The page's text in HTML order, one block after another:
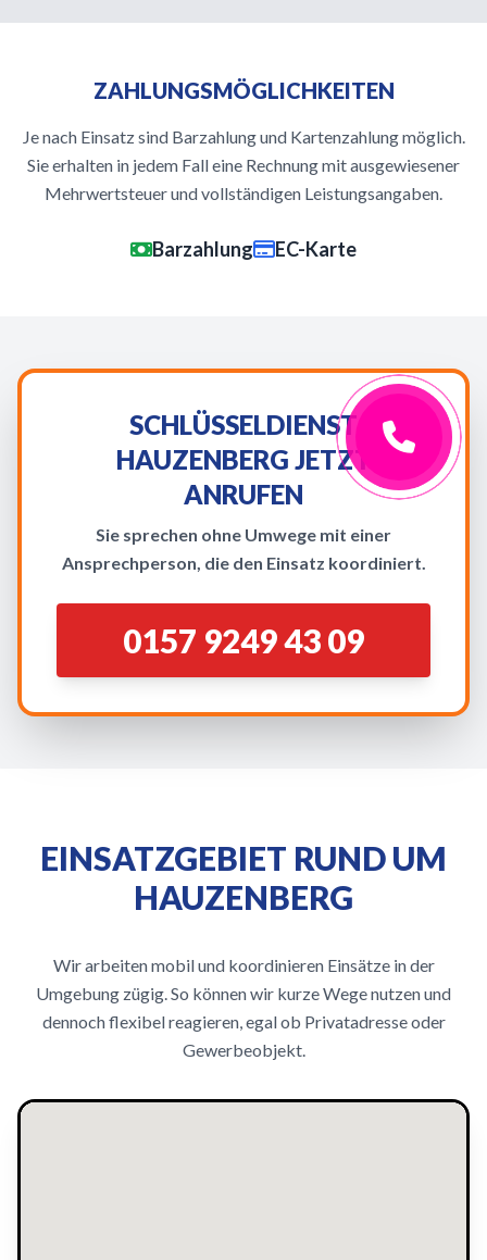
ZAHLUNGSMÖGLICHKEITEN
Je nach Einsatz sind Barzahlung und Kartenzahlung möglich.
Sie erhalten in jedem Fall eine Rechnung mit ausgewiesener
Mehrwertsteuer und vollständigen Leistungsangaben.
Barzahlung EC-Karte
SCHLÜSSELDIENST
HAUZENBERG JETZT
ANRUFEN
Sie sprechen ohne Umwege mit einer
Ansprechperson, die den Einsatz koordiniert.
0157 9249 43 09
EINSATZGEBIET RUND UM
HAUZENBERG
Wir arbeiten mobil und koordinieren Einsätze in der
Umgebung zügig. So können wir kurze Wege nutzen und
dennoch flexibel reagieren, egal ob Privatadresse oder
Gewerbeobjekt.